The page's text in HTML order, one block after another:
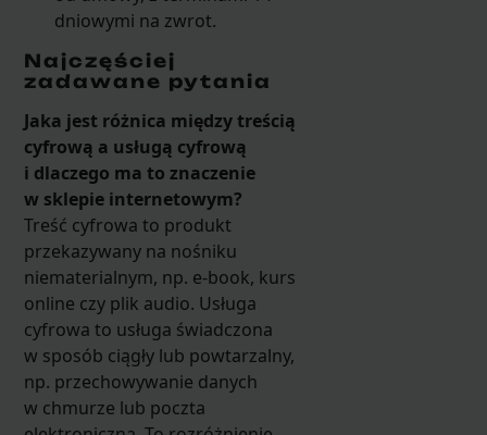
dniowymi na zwrot.
Najczęściej
zadawane pytania
Jaka jest różnica między treścią
cyfrową a usługą cyfrową
i dlaczego ma to znaczenie
w sklepie internetowym?
Treść cyfrowa to produkt
przekazywany na nośniku
niematerialnym, np. e-book, kurs
online czy plik audio. Usługa
cyfrowa to usługa świadczona
w sposób ciągły lub powtarzalny,
np. przechowywanie danych
w chmurze lub poczta